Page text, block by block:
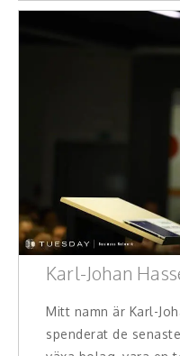
Karl-Johan
Mitt namn är Karl-
spenderat de